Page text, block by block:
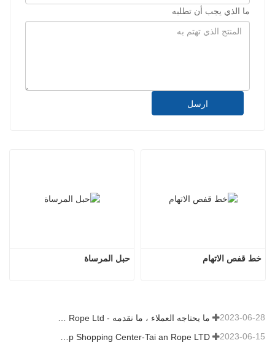
ما الذي يجب أن تطلبه
ارسل
حبل المرساة خط قفص الاتهام
2023-06-28
Rope Factory-One Stop Shopping Center-Tai an Rope LTD 2023-06-15